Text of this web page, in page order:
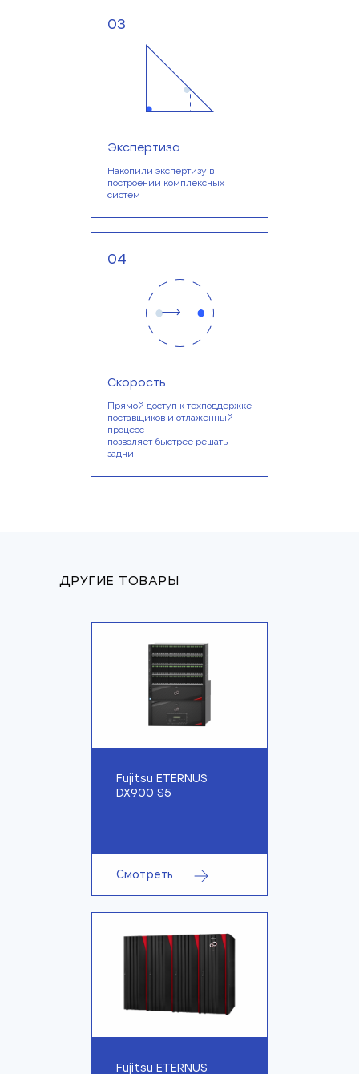
03
Экспертиза
Накопили экспертизу в
построении комплексных
систем
04
Скорость
Прямой доступ к техподдержке
поставщиков и отлаженный
процесс
позволяет быстрее решать
задчи
ДРУГИЕ ТОВАРЫ
Fujitsu ETERNUS
DX900 S5
Смотреть
Fujitsu ETERNUS